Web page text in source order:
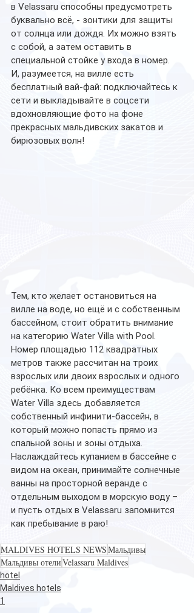
в Velassaru способны предусмотреть
буквально всё, - зонтики для защиты
от солнца или дождя. Их можно взять
с собой, а затем оставить в
специальной стойке у входа в номер.
И, разумеется, на вилле есть
бесплатный вай-фай: подключайтесь к
сети и выкладывайте в соцсети
вдохновляющие фото на фоне
прекрасных мальдивских закатов и
бирюзовых волн!
Тем, кто желает остановиться на
вилле на воде, но ещё и с собственным
бассейном, стоит обратить внимание
на категорию Water Villa with Pool.
Номер площадью 112 квадратных
метров также рассчитан на троих
взрослых или двоих взрослых и одного
ребёнка. Ко всем преимуществам
Water Villa здесь добавляется
собственный инфинити-бассейн, в
который можно попасть прямо из
спальной зоны и зоны отдыха.
Наслаждайтесь купанием в бассейне с
видом на океан, принимайте солнечные
ванны на просторной веранде с
отдельным выходом в морскую воду –
и пусть отдых в Velassaru запомнится
как пребывание в раю!
MALDIVES HOTELS NEWSМальдивы
Мальдивы отелиVelassaru Maldives
hotel
Maldives hotels
1